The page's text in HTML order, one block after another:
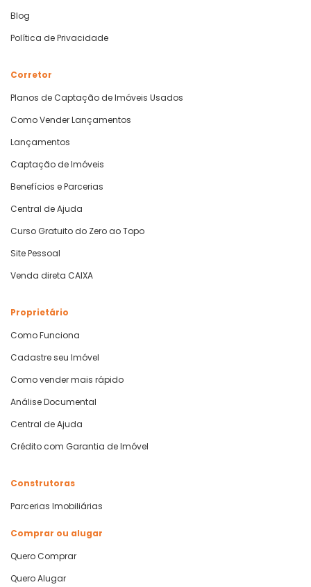
Blog
Política de Privacidade
Corretor
Planos de Captação de Imóveis Usados
Como Vender Lançamentos
Lançamentos
Captação de Imóveis
Benefícios e Parcerias
Central de Ajuda
Curso Gratuito do Zero ao Topo
Site Pessoal
Venda direta CAIXA
Proprietário
Como Funciona
Cadastre seu Imóvel
Como vender mais rápido
Análise Documental
Central de Ajuda
Crédito com Garantia de Imóvel
Construtoras
Parcerias Imobiliárias
Comprar ou alugar
Quero Comprar
Quero Alugar